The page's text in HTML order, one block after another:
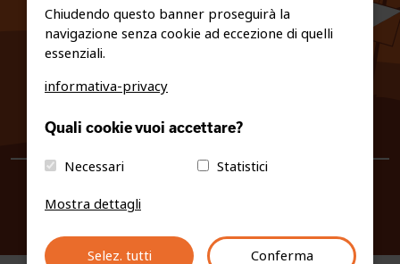
info@fiso.it|fiso@pec-mail.eu
Chiudendo questo banner proseguirà la
navigazione senza cookie ad eccezione di quelli
essenziali.
informativa-privacy
Quali cookie vuoi accettare?
Necessari
Statistici
Mostra dettagli
Selez. tutti Conferma